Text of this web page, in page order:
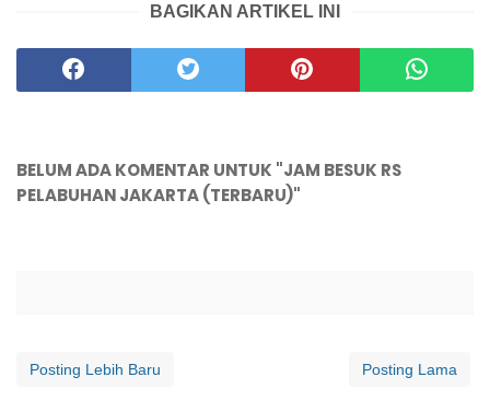
BAGIKAN ARTIKEL INI
BELUM ADA KOMENTAR UNTUK "JAM BESUK RS
PELABUHAN JAKARTA (TERBARU)"
Posting Lebih Baru Posting Lama